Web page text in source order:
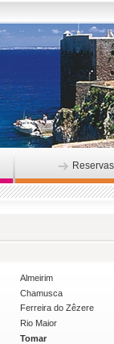
Reservas
Almeirim
Chamusca
Ferreira do Zêzere
Rio Maior
Tomar